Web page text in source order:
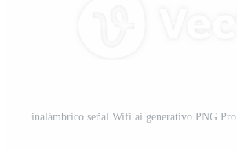
inalámbrico señal Wifi ai generativo PNG Pro